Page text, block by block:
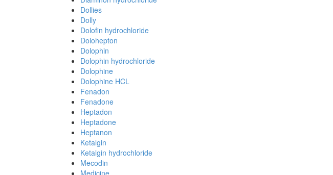
Dollies
Dolly
Dolofin hydrochloride
Dolohepton
Dolophin
Dolophin hydrochloride
Dolophine
Dolophine HCL
Fenadon
Fenadone
Heptadon
Heptadone
Heptanon
Ketalgin
Ketalgin hydrochloride
Mecodin
Medicine